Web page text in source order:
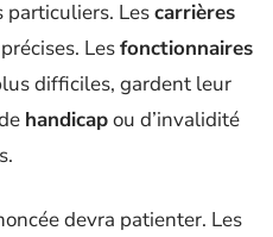
particuliers. Lescarrières
Lesfonctionnaires
difficiles, gardent leur
handicapou d’invalidité
devra patienter. Les